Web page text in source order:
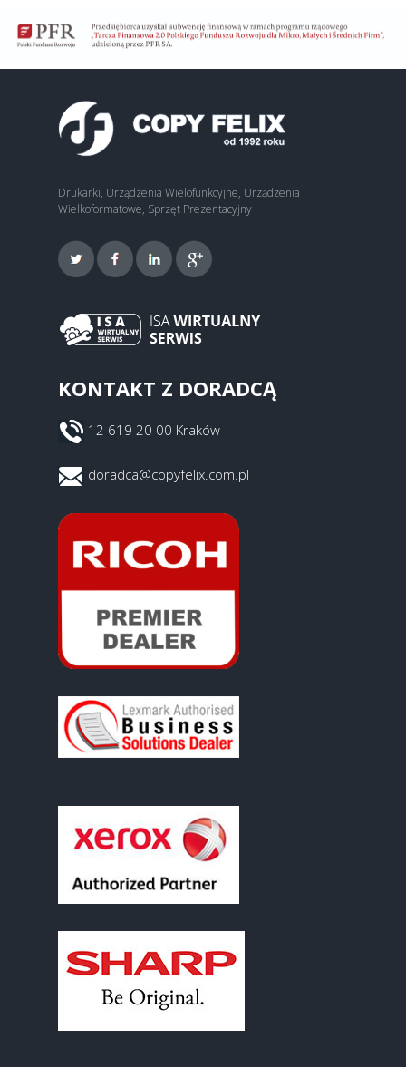
Drukarki, Urządzenia Wielofunkcyjne, Urządzenia
Wielkoformatowe, Sprzęt Prezentacyjny
KONTAKT Z DORADCĄ
12 619 20 00 Kraków
doradca@copyfelix.com.pl